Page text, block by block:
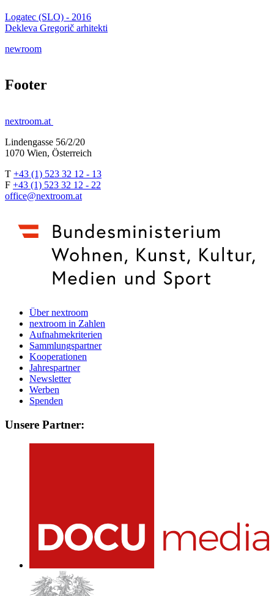
Logatec (SLO) - 2016
Dekleva Gregorič arhitekti
newroom
Footer
nextroom.at
Lindengasse 56/2/20
1070 Wien, Österreich
T +43 (1) 523 32 12 - 13
F +43 (1) 523 32 12 - 22
office@nextroom.at
Über nextroom
nextroom in Zahlen
Aufnahmekriterien
Sammlungspartner
Kooperationen
Jahrespartner
Newsletter
Werben
Spenden
Unsere Partner: